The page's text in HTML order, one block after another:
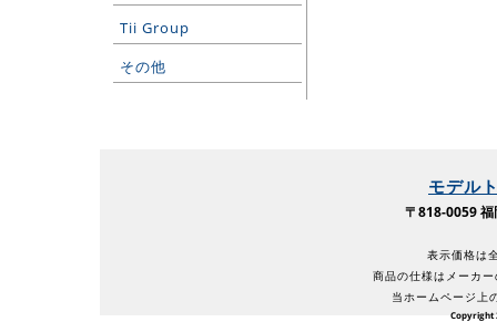
Tii Group
その他
モデル
〒818-0059
表示価格は
商品の仕様はメーカ
当ホームページ上
Copyright